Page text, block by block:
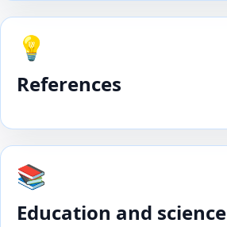
💡
References
📚
Education and science